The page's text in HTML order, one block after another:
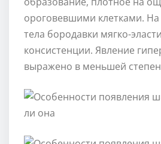
ороговевшими клетками. На
тела бородавки мягко-
консистенции. Явление
выражено в меньшей